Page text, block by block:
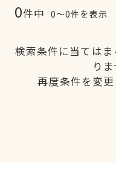
0件中 0〜0件を表示
検索条件に当ては
り
再度条件を変更